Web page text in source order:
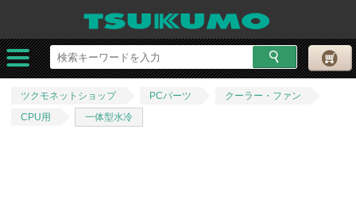
ツクモネットショップ PCパーツ
クーラー・ファン
CPU用
一体型水冷